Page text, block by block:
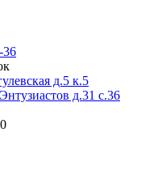
36
д.5 к.5
д.31 с.36